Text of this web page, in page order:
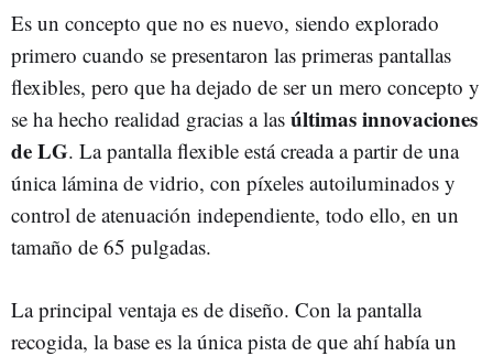
Es un concepto que no es nuevo, siendo explorado
primero cuando se presentaron las primeras pantallas
flexibles, pero que ha dejado de ser un mero concepto y
se ha hecho realidad gracias a las últimas innovaciones
de LG. La pantalla flexible está creada a partir de una
única lámina de vidrio, con píxeles autoiluminados y
control de atenuación independiente, todo ello, en un
tamaño de 65 pulgadas.
La principal ventaja es de diseño. Con la pantalla
recogida, la base es la única pista de que ahí había un